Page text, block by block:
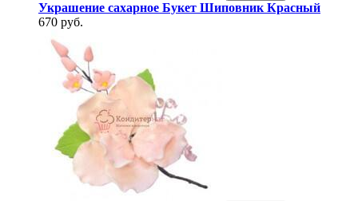
Украшение сахарное Букет Шиповник Красный
670 руб.